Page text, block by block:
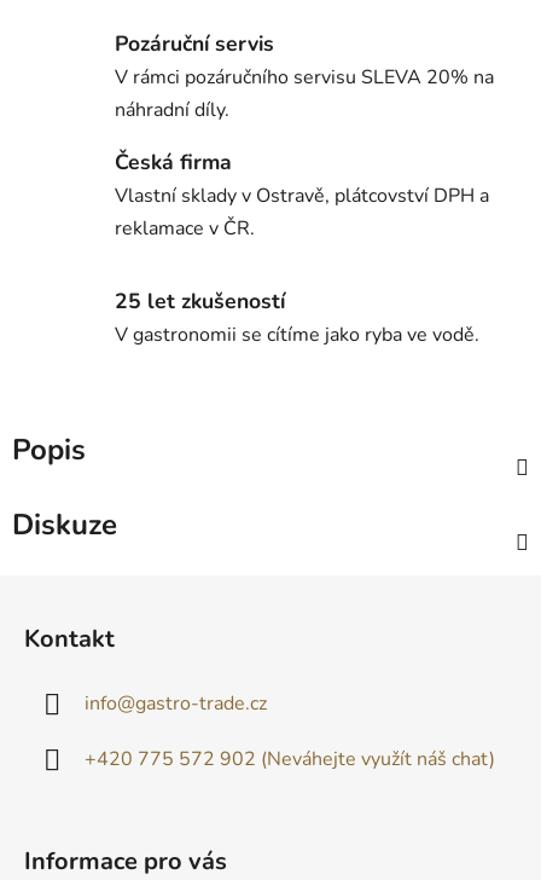
Pozáruční servis
V rámci pozáručního servisu SLEVA 20% na
náhradní díly.
Česká firma
Vlastní sklady v Ostravě, plátcovství DPH a
reklamace v ČR.
25 let zkušeností
V gastronomii se cítíme jako ryba ve vodě.
Popis
Diskuze
Kontakt
info@gastro-trade.cz
+420 775 572 902 (Neváhejte využít náš chat)
Informace pro vás